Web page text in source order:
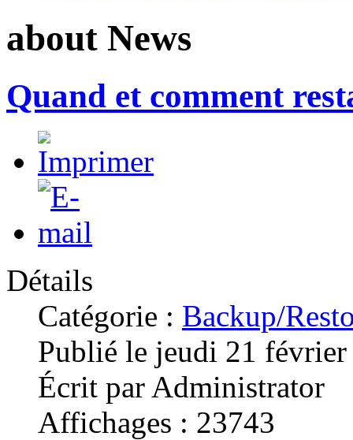
about News
Quand et comment
Détails
Catégorie : Backup/
Publié le jeudi 21
Écrit par Administrator
Affichages : 23743